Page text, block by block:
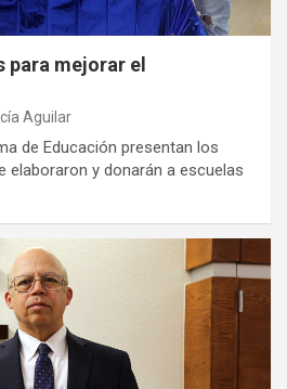
para mejorar el
Aguilar
de Educación presentan los
elaboraron y donarán a escuelas